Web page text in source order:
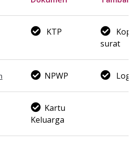
KTP
Kop
surat
NPWP Logo
Kartu
Keluarga